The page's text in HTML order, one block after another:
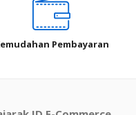
Pembayaran